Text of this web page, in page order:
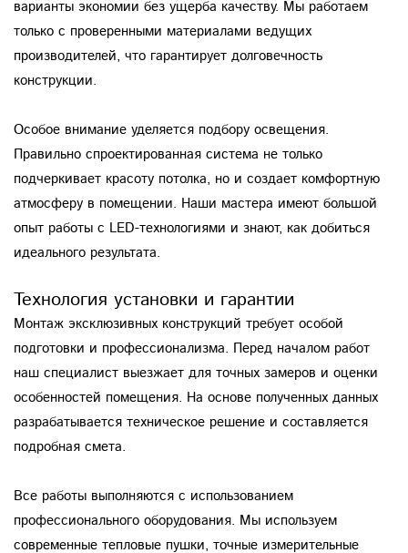
варианты экономии без ущерба качеству. Мы работаем
только с проверенными материалами ведущих
производителей, что гарантирует долговечность
конструкции.
Особое внимание уделяется подбору освещения.
Правильно спроектированная система не только
подчеркивает красоту потолка, но и создает комфортную
атмосферу в помещении. Наши мастера имеют большой
опыт работы с LED-технологиями и знают, как добиться
идеального результата.
Технология установки и гарантии
Монтаж эксклюзивных конструкций требует особой
подготовки и профессионализма. Перед началом работ
наш специалист выезжает для точных замеров и оценки
особенностей помещения. На основе полученных данных
разрабатывается техническое решение и составляется
подробная смета.
Все работы выполняются с использованием
профессионального оборудования. Мы используем
современные тепловые пушки, точные измерительные